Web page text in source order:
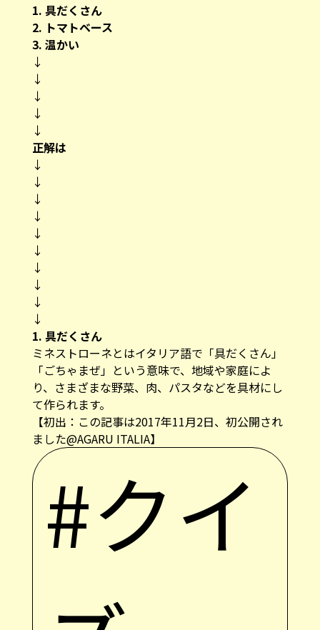
1. 具だくさん
2. トマトベース
3. 温かい
↓
↓
↓
↓
↓
正解は
↓
↓
↓
↓
↓
↓
↓
↓
↓
↓
1. 具だくさん
ミネストローネとはイタリア語で「具だくさん」
「ごちゃまぜ」という意味で、地域や家庭によ
り、さまざまな野菜、肉、パスタなどを具材にし
て作られます。
【初出：この記事は2017年11月2日、初公開され
ました@AGARU ITALIA】
#クイ